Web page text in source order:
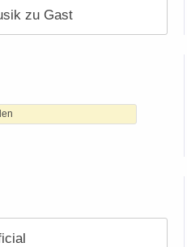
zu Gast